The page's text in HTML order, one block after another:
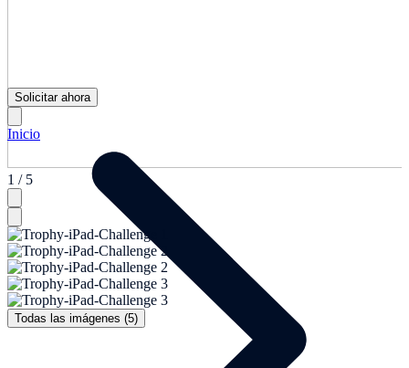
1 / 5
Todas las imágenes (5)
Solicitar ahora
Inicio